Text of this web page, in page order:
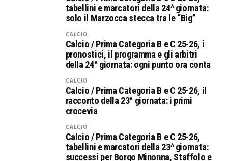
tabellini e marcatori della 24^ giornata:
solo il Marzocca stecca tra le “Big”
CALCIO
Calcio / Prima Categoria B e C 25-26, i
pronostici, il programma e gli arbitri
della 24^ giornata: ogni punto ora conta
CALCIO
Calcio / Prima Categoria B e C 25-26, il
racconto della 23^ giornata: i primi
crocevia
CALCIO
Calcio / Prima Categoria B e C 25-26,
tabellini e marcatori della 23^ giornata:
successi per Borgo Minonna, Staffolo e